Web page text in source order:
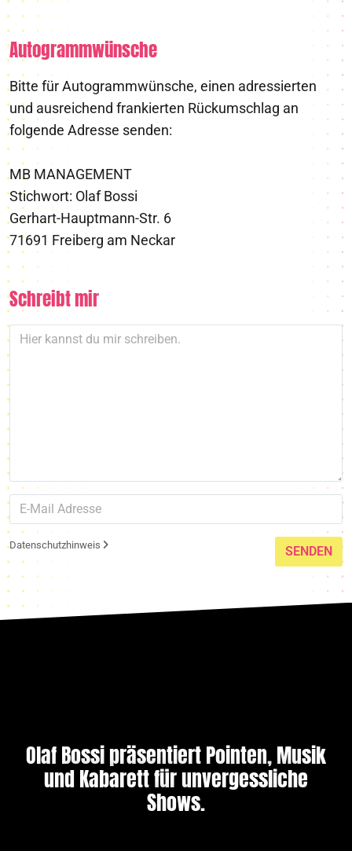
Autogrammwünsche
Bitte für Autogrammwünsche, einen adressierten
und ausreichend frankierten Rückumschlag an
folgende Adresse senden:
MB MANAGEMENT
Stichwort: Olaf Bossi
Gerhart-Hauptmann-Str. 6
71691 Freiberg am Neckar
Schreibt mir
Datenschutzhinweis SENDEN
Olaf Bossi präsentiert Pointen, Musik
und Kabarett für unvergessliche
Shows.